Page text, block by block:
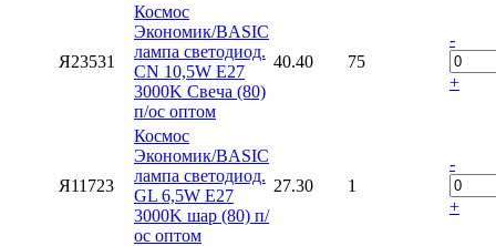
Я23531
Космос
Экономик/BASIC
лампа светодиод.
CN 10,5W E27
3000K Свеча (80)
п/ос оптом
40.40 75
-
+
Я11723
Космос
Экономик/BASIC
лампа светодиод.
GL 6,5W E27
3000K шар (80) п/
ос оптом
27.30 1
-
+